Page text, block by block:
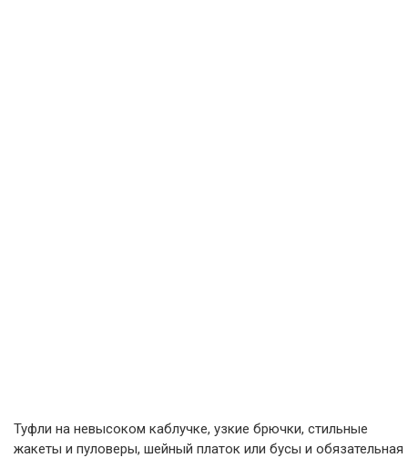
Туфли на невысоком каблучке, узкие брючки, стильные
жакеты и пуловеры, шейный платок или бусы и обязательная